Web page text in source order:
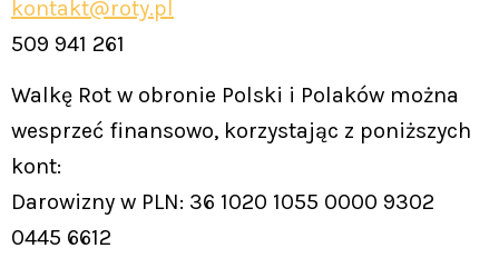
kontakt@roty.pl
509 941 261
Walkę Rot w obronie Polski i Polaków można
wesprzeć finansowo, korzystając z poniższych
kont:
Darowizny w PLN: 36 1020 1055 0000 9302
0445 6612